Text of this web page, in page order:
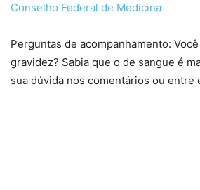
Conselho Federal de Medicina
Perguntas de acompanhamento:
gravidez? Sabia que o de sangue é
sua dúvida nos comentários ou entre